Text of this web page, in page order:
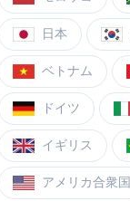
日本
ベトナム
ドイツ
イギリス
アメリカ合衆国